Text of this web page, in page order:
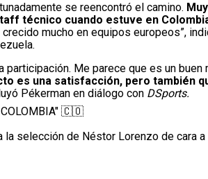
se reencontró el camino.
técnico cuando estuve en
crecido mucho en equipos europeos”,
participación. Me parece que es un
es una satisfacción, pero también
Pékerman en diálogo con DSports.
COLOMBIA" 🇨🇴
selección de Néstor Lorenzo de cara a